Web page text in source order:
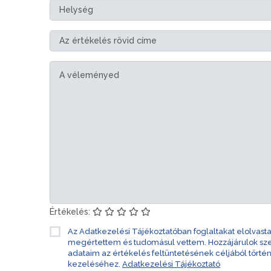
Értékelés:
Az Adatkezelési Tájékoztatóban foglaltakat
megértettem és tudomásul vettem. Hozzájárulok
adataim az értékelés feltüntetésének céljából
kezeléséhez. Adatkezelési Tájékoztató